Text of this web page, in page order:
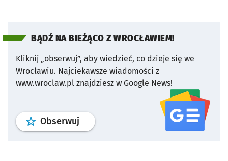
BĄDŹ NA BIEŻĄCO Z WROCŁAWIEM!
Kliknij „obserwuj”, aby wiedzieć, co dzieje się we
Wrocławiu. Najciekawsze wiadomości z
www.wroclaw.pl znajdziesz w Google News!
Obserwuj profil serwisu